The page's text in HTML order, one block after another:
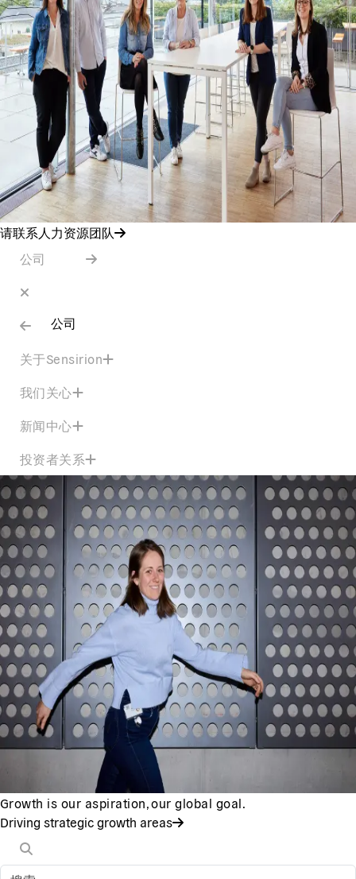
请联系人力资源团队
公司
公司
关于Sensirion
我们关心
新闻中心
投资者关系
Growth is our aspiration, our global goal.
Driving strategic growth areas